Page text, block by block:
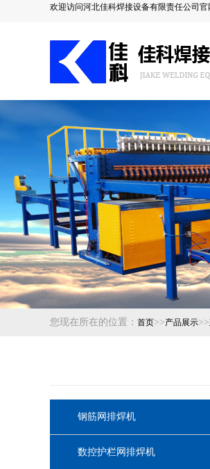
欢迎访问河北佳科焊接设备有限责任公司官
您现在所在的位置： 首页>>产品展示>>
钢筋网排焊机
数控护栏网排焊机